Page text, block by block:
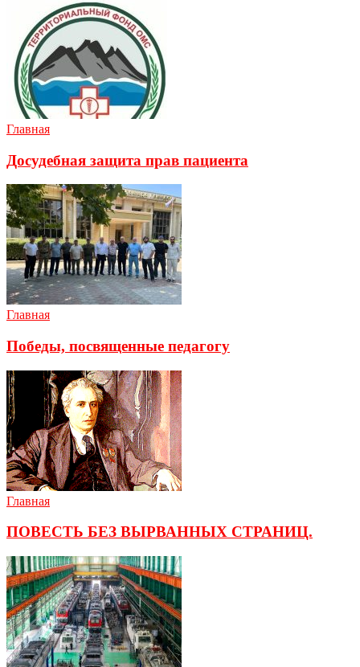
Главная
Досудебная защита прав пациента
Главная
Победы, посвященные педагогу
Главная
ПОВЕСТЬ БЕЗ ВЫРВАННЫХ СТРАНИЦ.